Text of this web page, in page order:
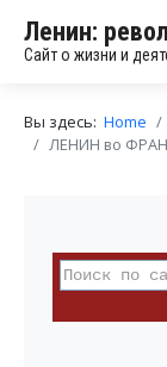
Ленин:
Сайт о жизни и
Вы здесь: Home
ЛЕНИН во